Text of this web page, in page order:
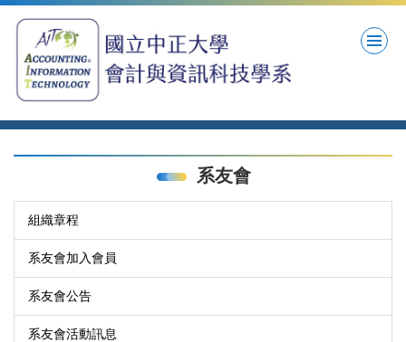
到
區
系友會
組織章程
系友會加入會員
系友會公告
系友會活動訊息